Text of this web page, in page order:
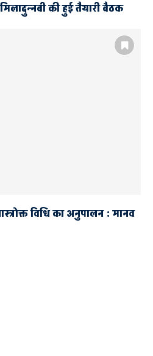
की हुई तैयारी बैठक
विधि का अनुपालन : मानव